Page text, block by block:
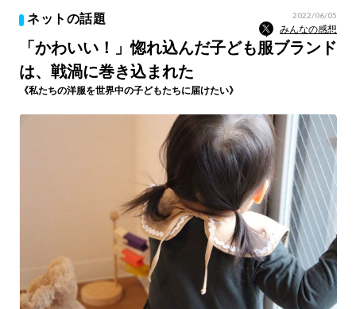
ネットの話題 2022/06/05
みんなの感想
「かわいい！」惚れ込んだ子ども服ブランド
は、戦渦に巻き込まれた
《私たちの洋服を世界中の子どもたちに届けたい》